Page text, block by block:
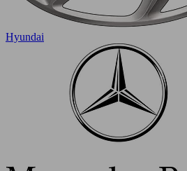
Hyundai